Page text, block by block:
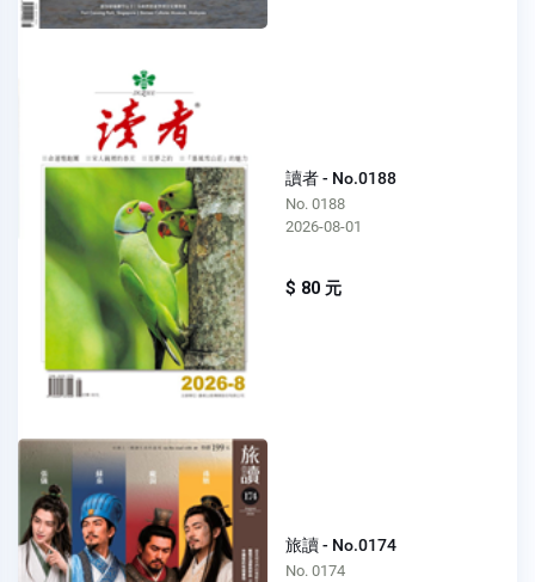
讀者 - No.0188
No. 0188
2026-08-01
$ 80 元
旅讀 - No.0174
No. 0174